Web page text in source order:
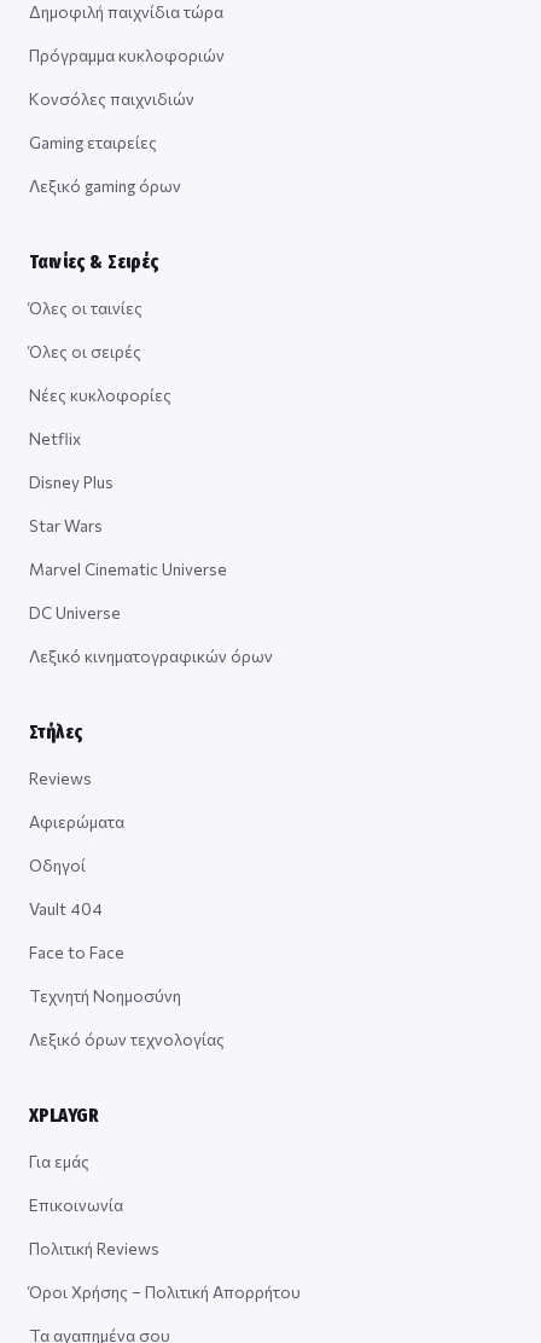
Δημοφιλή παιχνίδια τώρα
Πρόγραμμα κυκλοφοριών
Κονσόλες παιχνιδιών
Gaming εταιρείες
Λεξικό gaming όρων
Ταινίες & Σειρές
Όλες οι ταινίες
Όλες οι σειρές
Νέες κυκλοφορίες
Netflix
Disney Plus
Star Wars
Marvel Cinematic Universe
DC Universe
Λεξικό κινηματογραφικών όρων
Στήλες
Reviews
Αφιερώματα
Οδηγοί
Vault 404
Face to Face
Τεχνητή Νοημοσύνη
Λεξικό όρων τεχνολογίας
XPLAYGR
Για εμάς
Επικοινωνία
Πολιτική Reviews
Όροι Χρήσης – Πολιτική Απορρήτου
Τα αγαπημένα σου